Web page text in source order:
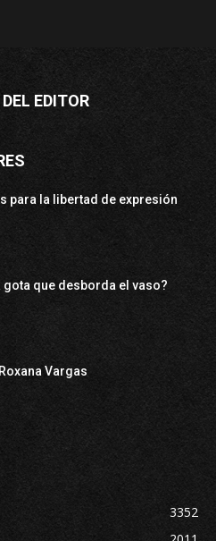
EDITOR
para la libertad de expresión
gota que desborda el vaso?
Vargas
3352